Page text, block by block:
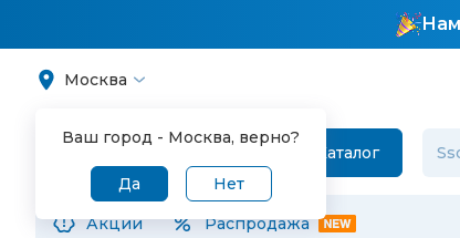
Москва
Ваш город - Москва, верно?
Да Нет
Каталог
Акции Распродажа